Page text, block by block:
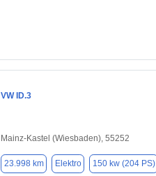
VW ID.3
Mainz-Kastel (Wiesbaden), 55252
23.998 km Elektro 150 kw (204 PS)